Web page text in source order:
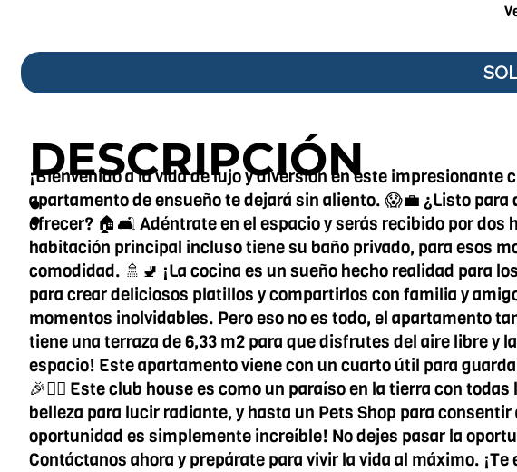
DESCRIPCIÓN
:
¡Bienvenido a la vida de lujo y diversión en este
apartamento de ensueño te dejará sin aliento. 😱💼 ¿Listo
ofrecer? 🏠🛋️ Adéntrate en el espacio y serás recibido por dos
habitación principal incluso tiene su baño privado, para esos
comodidad. 🚿🚽 ¡La cocina es un sueño hecho realidad para
para crear deliciosos platillos y compartirlos con familia y
momentos inolvidables. Pero eso no es todo, el apartamento
tiene una terraza de 6,33 m2 para que disfrutes del aire libre y
espacio! Este apartamento viene con un cuarto útil para
🎉🏊‍♂️ Este club house es como un paraíso en la tierra con
belleza para lucir radiante, y hasta un Pets Shop para
oportunidad es simplemente increíble! No dejes pasar la
Contáctanos ahora y prepárate para vivir la vida al máximo.